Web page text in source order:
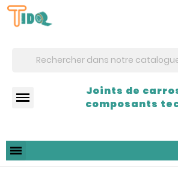
Joints de
composants